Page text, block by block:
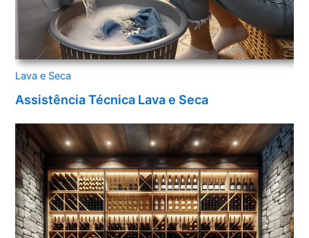
Lava e Seca
Assistência Técnica Lava e Seca